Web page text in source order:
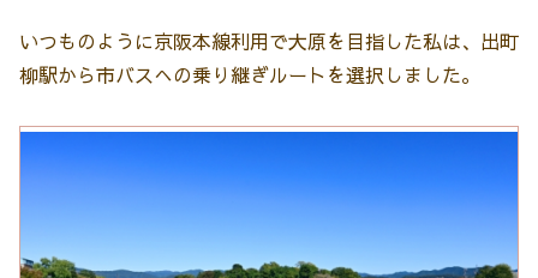
いつものように京阪本線利用で大原を目指した私は、出町
柳駅から市バスへの乗り継ぎルートを選択しました。